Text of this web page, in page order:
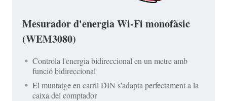
Mesurador d'energia Wi-Fi monofàsic
(WEM3080)
Controla l'energia bidireccional en un metre amb
funció bidireccional
El muntatge en carril DIN s'adapta perfectament a la
caixa del comptador